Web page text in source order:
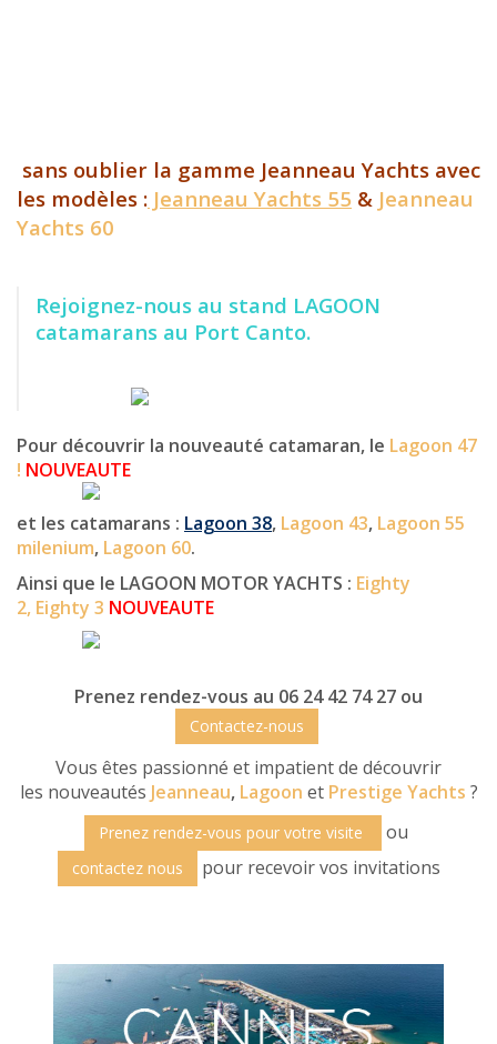
sans oublier la gamme Jeanneau Yachts avec
les modèles : Jeanneau Yachts 55 & Jeanneau
Yachts 60
Rejoignez-nous au stand LAGOON
catamarans au Port Canto.
Pour découvrir la nouveauté catamaran, le Lagoon 47
! NOUVEAUTE
et les catamarans : Lagoon 38, Lagoon 43, Lagoon 55
milenium, Lagoon 60.
Ainsi que le LAGOON MOTOR YACHTS : Eighty
2, Eighty 3 NOUVEAUTE
Prenez rendez-vous au 06 24 42 74 27 ou
Contactez-nous
Vous êtes passionné et impatient de découvrir
les nouveautés Jeanneau, Lagoon et Prestige Yachts ?
Prenez rendez-vous pour votre visite ou
contactez nous pour recevoir vos invitations